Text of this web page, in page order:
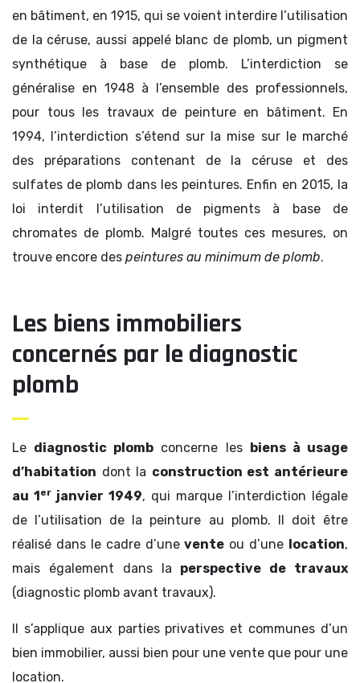
en bâtiment, en 1915, qui se voient interdire l’utilisation
de la céruse, aussi appelé blanc de plomb, un pigment
synthétique à base de plomb. L’interdiction se
généralise en 1948 à l’ensemble des professionnels,
pour tous les travaux de peinture en bâtiment. En
1994, l’interdiction s’étend sur la mise sur le marché
des préparations contenant de la céruse et des
sulfates de plomb dans les peintures. Enfin en 2015, la
loi interdit l’utilisation de pigments à base de
chromates de plomb. Malgré toutes ces mesures, on
trouve encore des peintures au minimum de plomb.
Les biens immobiliers
concernés par le diagnostic
plomb
Le diagnostic plomb concerne les
biens à usage
d’habitation dont la construction est antérieure
au 1 er janvier 1949, qui marque l’interdiction légale
de l’utilisation de la peinture au plomb. Il doit être
réalisé dans le cadre d’unevente ou d’une location,
mais également dans la perspective de travaux
(diagnostic plomb avant travaux).
Il s’applique aux parties privatives et communes d’un
bien immobilier, aussi bien pour une vente que pour une
location.